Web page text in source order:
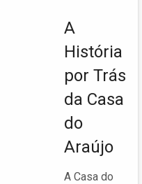
A
História
por Trás
da Casa
do
Araújo
A Casa do